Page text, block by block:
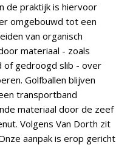
de praktijk is hiervoor
omgebouwd tot een
van organisch
materiaal - zoals
of gedroogd slib - over
Golfballen blijven
transportband
materiaal door de zeef
Volgens Van Dorth zit
aanpak is erop gericht